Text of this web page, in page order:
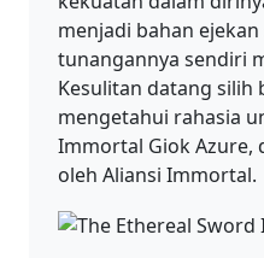
menjadi bahan
tunangannya sendiri
Kesulitan datang silih
mengetahui rahasia
Immortal Giok Azure,
oleh Aliansi Immortal.